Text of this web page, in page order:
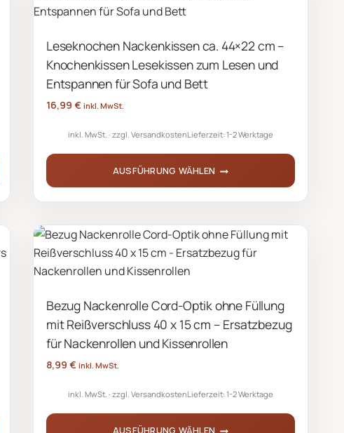
Varianten
Die
Optionen
können
Produktseite
gewählt
werden
Leseknochen Nackenkissen ca. 44×22 cm –
Knochenkissen Lesekissen zum Lesen und
Entspannen für Sofa und Bett
16,99 € inkl. MwSt.
inkl. MwSt. zzgl.VersandkostenLieferzeit:1-2 Werktage
AUSFÜHRUNG WÄHLEN
weist
mehrere
Varianten
Die
Optionen
können
Produktseite
gewählt
Bezug Nackenrolle Cord-Optik ohne Füllung
mit Reißverschluss 40 x 15 cm – Ersatzbezug
für Nackenrollen und Kissenrollen
8,99 € inkl. MwSt.
inkl. MwSt. zzgl.VersandkostenLieferzeit:1-2 Werktage
AUSFÜHRUNG WÄHLEN